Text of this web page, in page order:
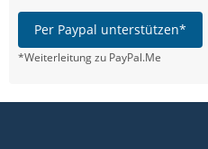
Per Paypal unterstützen*
*Weiterleitung zu PayPal.Me